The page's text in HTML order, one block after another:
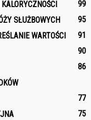
99
SŁUŻBOWYCH
95
WARTOŚCI
91
90
86
77
75